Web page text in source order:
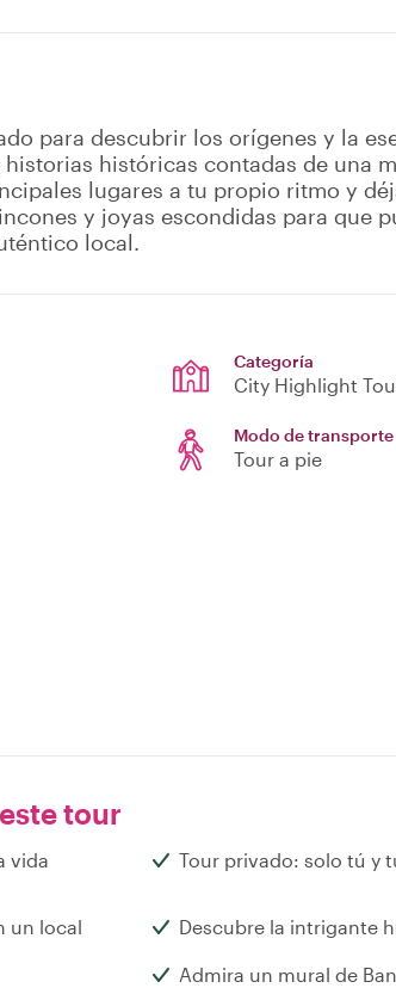
para descubrir los orígenes y la
históricas contadas de una
lugares a tu propio ritmo y
y joyas escondidas para que
local.
Categoría
City Highlight
Modo de transporte
Tour a pie
tour
vida
Tour privado: solo tú y
un local Descubre la intrigante
Admira un mural de